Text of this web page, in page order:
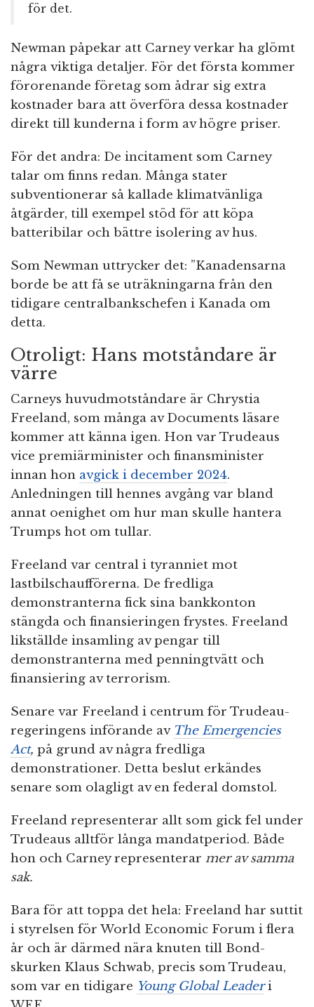
för det.
Newman påpekar att Carney verkar ha glömt
några viktiga detaljer. För det första kommer
förorenande företag som ådrar sig extra
kostnader bara att överföra dessa kostnader
direkt till kunderna i form av högre priser.
För det andra: De incitament som Carney
talar om finns redan. Många stater
subventionerar så kallade klimatvänliga
åtgärder, till exempel stöd för att köpa
batteribilar och bättre isolering av hus.
Som Newman uttrycker det: ”Kanadensarna
borde be att få se uträkningarna från den
tidigare centralbankschefen i Kanada om
detta.
Otroligt: Hans motståndare är
värre
Carneys huvudmotståndare är Chrystia
Freeland, som många av Documents läsare
kommer att känna igen. Hon var Trudeaus
vice premiärminister och finansminister
innan hon avgick i december 2024.
Anledningen till hennes avgång var bland
annat oenighet om hur man skulle hantera
Trumps hot om tullar.
Freeland var central i tyranniet mot
lastbilschaufförerna. De fredliga
demonstranterna fick sina bankkonton
stängda och finansieringen frystes. Freeland
likställde insamling av pengar till
demonstranterna med penningtvätt och
finansiering av terrorism.
Senare var Freeland i centrum för Trudeau-
regeringens införande av The Emergencies
Act, på grund av några fredliga
demonstrationer. Detta beslut erkändes
senare som olagligt av en federal domstol.
Freeland representerar allt som gick fel under
Trudeaus alltför långa mandatperiod. Både
hon och Carney representerar mer av samma
sak.
Bara för att toppa det hela: Freeland har suttit
i styrelsen för World Economic Forum i flera
år och är därmed nära knuten till Bond-
skurken Klaus Schwab, precis som Trudeau,
som var en tidigare Young Global Leaderi